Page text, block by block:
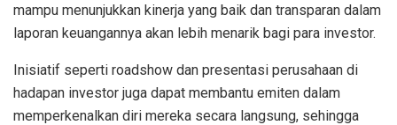
mampu menunjukkan kinerja yang baik dan transparan dalam
laporan keuangannya akan lebih menarik bagi para investor.
Inisiatif seperti roadshow dan presentasi perusahaan di
hadapan investor juga dapat membantu emiten dalam
memperkenalkan diri mereka secara langsung, sehingga